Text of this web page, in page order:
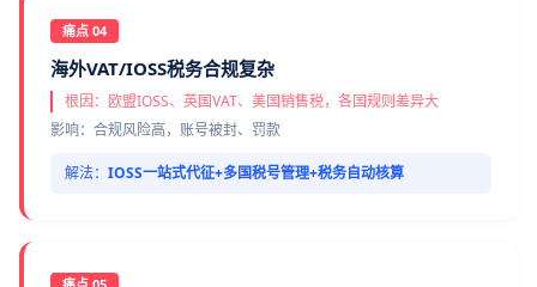
痛点 04
海外VAT/IOSS税务合规复杂
根因：欧盟IOSS、英国VAT、美国销售税，各国规则差异大
影响：合规风险高，账号被封、罚款
解法： IOSS一站式代征+多国税号管理+税务自动核算